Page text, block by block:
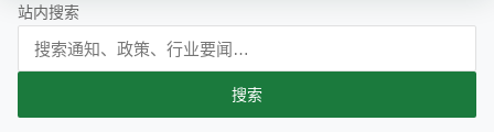
站内搜索
搜索